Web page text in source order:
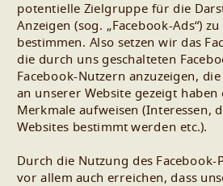
potentielle Zielgruppe für die
Anzeigen (sog. „Facebook-Ads“)
bestimmen. Also setzen wir das
die durch uns geschalteten
Facebook-Nutzern anzuzeigen,
an unserer Website gezeigt
Merkmale aufweisen (Interessen,
Websites bestimmt werden etc.).
Durch die Nutzung des Facebook-
vor allem auch erreichen, dass